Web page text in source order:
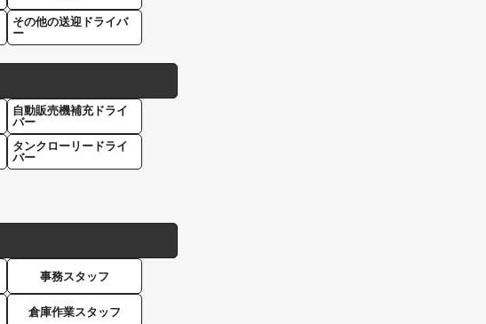
その他の送迎ドライバ
ー
自動販売機補充ドライ
バー
タンクローリードライ
バー
事務スタッフ
倉庫作業スタッフ